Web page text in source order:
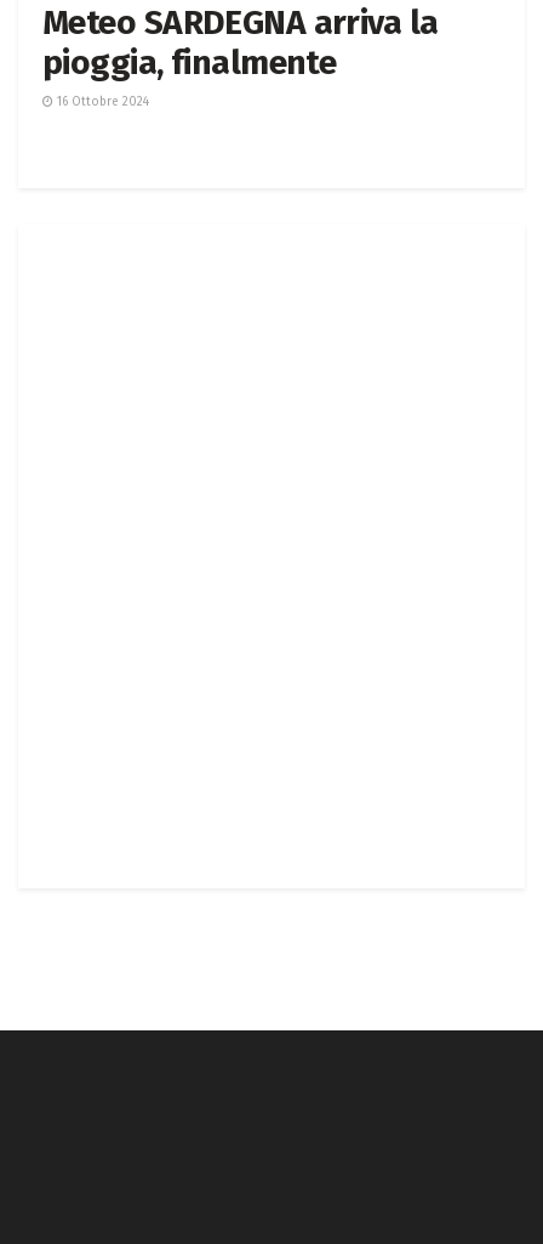
Meteo SARDEGNA arriva la
pioggia, finalmente
16 Ottobre 2024